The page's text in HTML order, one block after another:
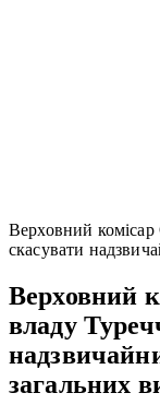
Верховний
скасувати
Верховний
владу
загальних